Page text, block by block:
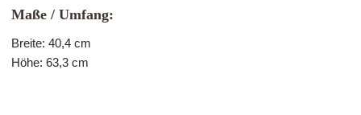
Maße / Umfang:
Breite: 40,4 cm
Höhe: 63,3 cm